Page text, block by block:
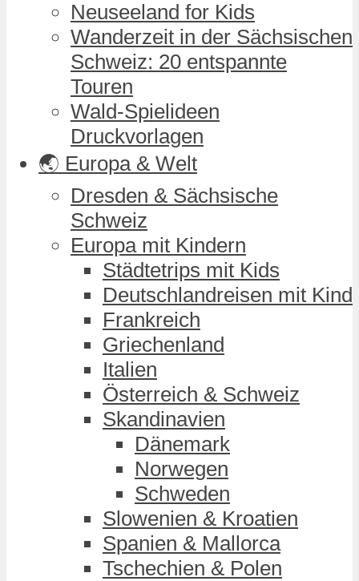
Neuseeland for Kids
Wanderzeit in der Sächsischen
Schweiz: 20 entspannte
Touren
Wald-Spielideen
Druckvorlagen
🌏 Europa & Welt
Dresden & Sächsische
Schweiz
Europa mit Kindern
Städtetrips mit Kids
Deutschlandreisen mit Kind
Frankreich
Griechenland
Italien
Österreich & Schweiz
Skandinavien
Dänemark
Norwegen
Schweden
Slowenien & Kroatien
Spanien & Mallorca
Tschechien & Polen